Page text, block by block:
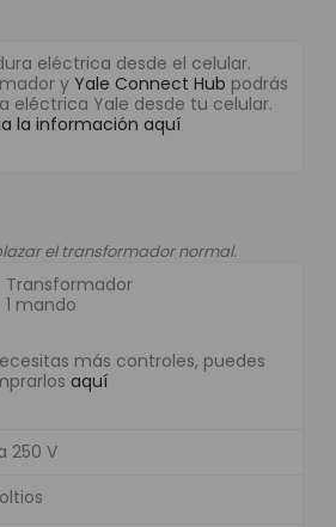
eléctrica desde el celular.
y Yale Connect Hub podrás
eléctrica Yale desde tu celular.
la información aquí
el transformador normal.
Transformador
1 mando
más controles, puedes
aquí
250 V